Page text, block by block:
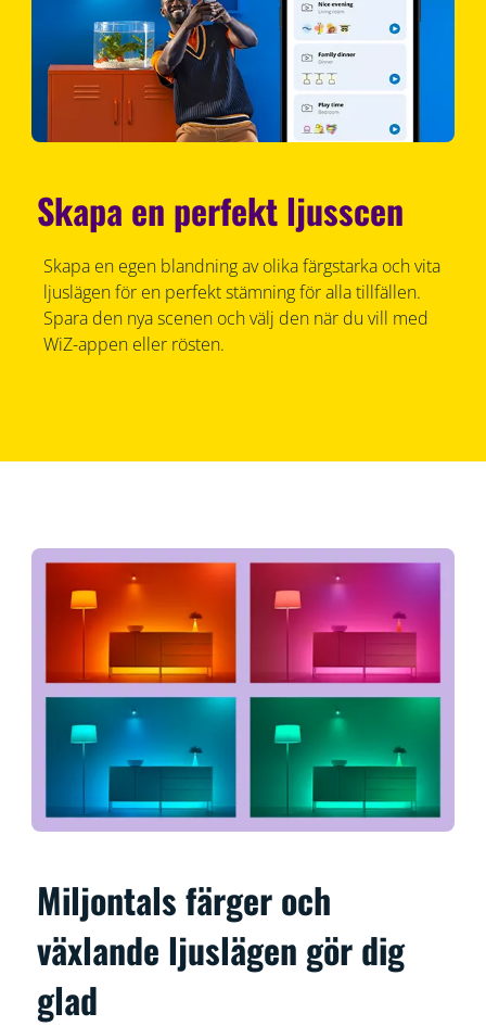
Skapa en perfekt ljusscen
Skapa en egen blandning av olika färgstarka och vita
ljuslägen för en perfekt stämning för alla tillfällen.
Spara den nya scenen och välj den när du vill med
WiZ-appen eller rösten.
Miljontals färger och
växlande ljuslägen gör dig
glad